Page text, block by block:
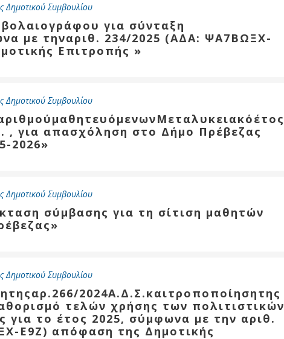
Δημοτικού Συμβουλίου
για σύνταξη
με τηναριθ. 234/2025 (ΑΔΑ: ΨΑ7ΒΩΞΧ-
Επιτροπής »
Δημοτικού Συμβουλίου
, για απασχόληση στο Δήμο Πρέβεζας
2026»
Δημοτικού Συμβουλίου
σύμβασης για τη σίτιση μαθητών
Δημοτικού Συμβουλίου
2024Α.Δ.Σ.καιτροποποίησητης
τελών χρήσης των πολιτιστικών
για το έτος 2025, σύμφωνα με την αριθ.
Ε9Ζ) απόφαση της Δημοτικής